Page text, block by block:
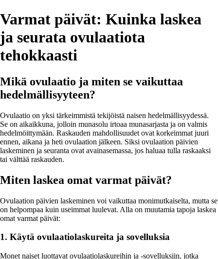
Varmat päivät: Kuinka laskea
ja seurata ovulaatiota
tehokkaasti
Mikä ovulaatio ja miten se vaikuttaa
hedelmällisyyteen?
Ovulaatio on yksi tärkeimmistä tekijöistä naisen hedelmällisyydessä.
Se on aikaikkuna, jolloin munasolu irtoaa munasarjasta ja on valmis
hedelmöittymään. Raskauden mahdollisuudet ovat korkeimmat juuri
ennen, aikana ja heti ovulaation jälkeen. Siksi ovulaation päivien
laskeminen ja seuranta ovat avainasemassa, jos haluaa tulla raskaaksi
tai välttää raskauden.
Miten laskea omat varmat päivät?
Ovulaation päivien laskeminen voi vaikuttaa monimutkaiselta, mutta se
on helpompaa kuin useimmat luulevat. Alla on muutamia tapoja laskea
omat varmat päivät:
1. Käytä ovulaatiolaskureita ja sovelluksia
Monet naiset luottavat ovulaatiolaskureihin ja -sovelluksiin, jotka